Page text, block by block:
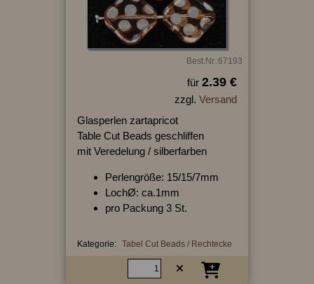
Best.Nr.:67193
für 2.39 €
zzgl. Versand
Glasperlen zartapricot
Table Cut Beads geschliffen
mit Veredelung / silberfarben
Perlengröße: 15/15/7mm
LochØ: ca.1mm
pro Packung 3 St.
Kategorie: Tabel Cut Beads / Rechtecke